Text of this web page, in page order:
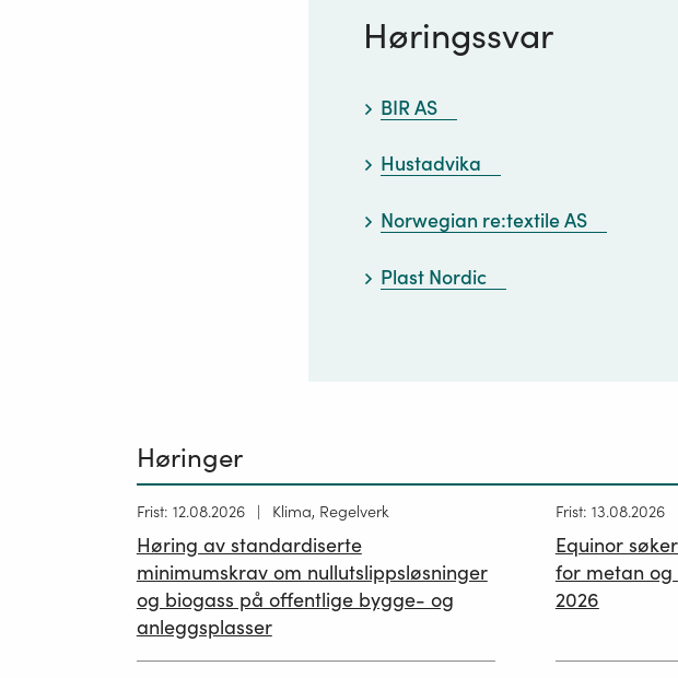
Høringssvar
BIR AS
Hustadvika
Norwegian re:textile AS
Plast Nordic
Høringer
Høring
publisert
12.05.2026
Frist: 12.08.2026 Klima, Regelverk
Høring av standardiserte
minimumskrav om nullutslippsløsninger
og biogass på offentlige bygge- og
anleggsplasser
Høring
publisert
02.07.2026
Frist: 13.08.2026
Equinor
for metan og
2026